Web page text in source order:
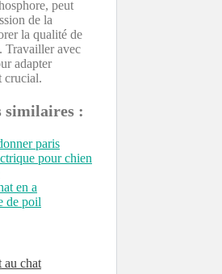
peut
de la
la qualité de
Travailler avec
adapter
crucial.
similaires :
paris
pour chien
en a
de poil
au chat